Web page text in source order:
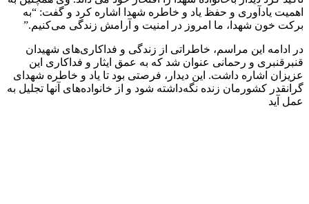
اهمیت یادآوری و حفظ یاد و خاطره شهدا اشاره کرد و گفت: “به
برکت خون شهدا، ما امروز در امنیت و آرامش زندگی می‌کنیم.”
در ادامه این مراسم، خاطراتی از زندگی و فداکاری‌های شهیدان
قنبرقنبری و رحمانی عنوان شد که به عمق ایثار و فداکاری این
عزیزان اشاره داشت. این دیدار، فرصتی بود تا یاد و خاطره شهدای
گرانقدر کشورمان زنده نگه‌داشته شود و از خانواده‌های آنها تجلیل به
عمل آید